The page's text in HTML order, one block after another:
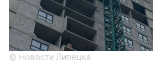
© Новости Липецка